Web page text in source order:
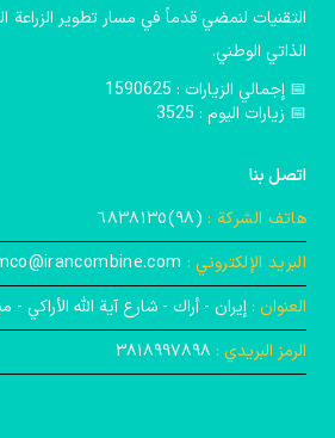
التقنيات لنمضي قدماً في مسار تطوير الزراعة
الذاتي الوطني.
📅️ إجمالي الزيارات : 1590625
📅 زيارات اليوم : 3525
اتصل بنا
هاتف الشركة : (۹۸)٦٨٣٨١٣٥
البريد الإلكتروني :
العنوان :إيران - أراك - شارع آية الله الأراكي -
الرمز البريدي : ۳۸۱۸۹۹۷۸۹۸